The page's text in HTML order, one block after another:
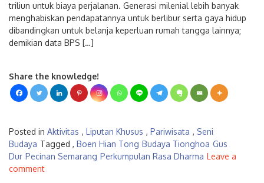
triliun untuk biaya perjalanan. Generasi milenial lebih banyak
menghabiskan pendapatannya untuk berlibur serta gaya hidup
dibandingkan untuk belanja keperluan rumah tangga lainnya;
demikian data BPS […]
Share the knowledge!
Posted in Aktivitas , Liputan Khusus , Pariwisata , Seni
Budaya Tagged , Boen Hian Tong Budaya Tionghoa Gus
Dur Pecinan Semarang Perkumpulan Rasa Dharma Leave a
comment